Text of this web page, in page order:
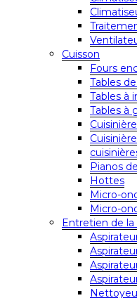
Cuisson
Fours
Tables
Tables à
Tables à
Pianos
Hottes
Micro-
Micro-
Entretien de la